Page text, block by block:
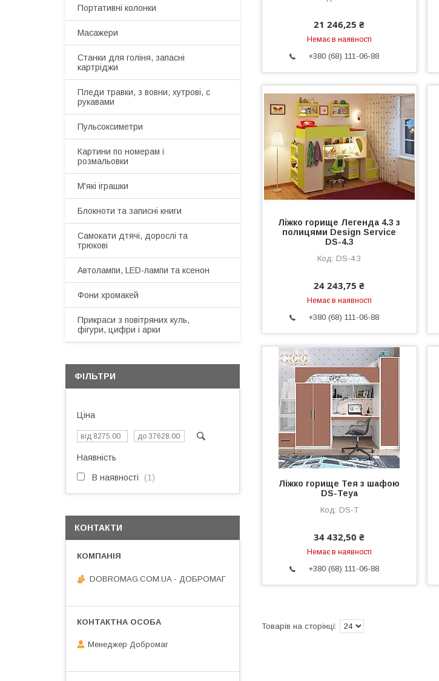
21 246,25 ₴
Немає в наявності
+380 (68) 111-06-88
Ліжко горище Легенда 4.3 з
полицями Design Service
DS-4.3
DS-4.3
24 243,75 ₴
Немає в наявності
+380 (68) 111-06-88
Ліжко горище Тея з шафою
DS-Teya
DS-T
34 432,50 ₴
Немає в наявності
+380 (68) 111-06-88
Портативні колонки
Масажери
Станки для голіня, запасні
картріджи
Пледи травки, з вовни, хутрові, с
рукавами
Пульсоксиметри
Картини по номерам і
розмальовки
М'які іграшки
Блокноти та записні книги
Самокати дтячі, дорослі та
трюкові
Автолампи, LED-лампи та ксенон
Фони хромакей
Прикраси з повітряних куль,
фігури, цифри і арки
ФІЛЬТРИ
Ціна
Наявність
В наявності 1
КОНТАКТИ
DOBROMAG.COM.UA - ДОБРОМАГ
Менеджер Добромаг